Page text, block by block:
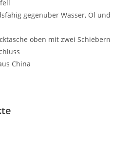
gegenüber Wasser, Öl und
oben mit zwei Schiebern
China